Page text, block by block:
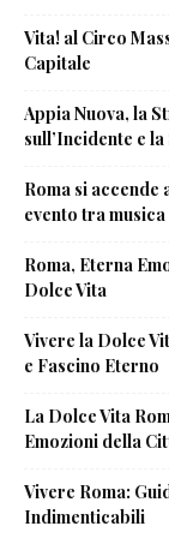
Vita! al Circo
Capitale
Appia Nuova, la
sull’Incidente e
Roma si accende
evento tra
Roma, Eterna
Dolce Vita
Vivere la Dolce
e Fascino Eterno
La Dolce Vita
Emozioni della
Vivere Roma:
Indimenticabili